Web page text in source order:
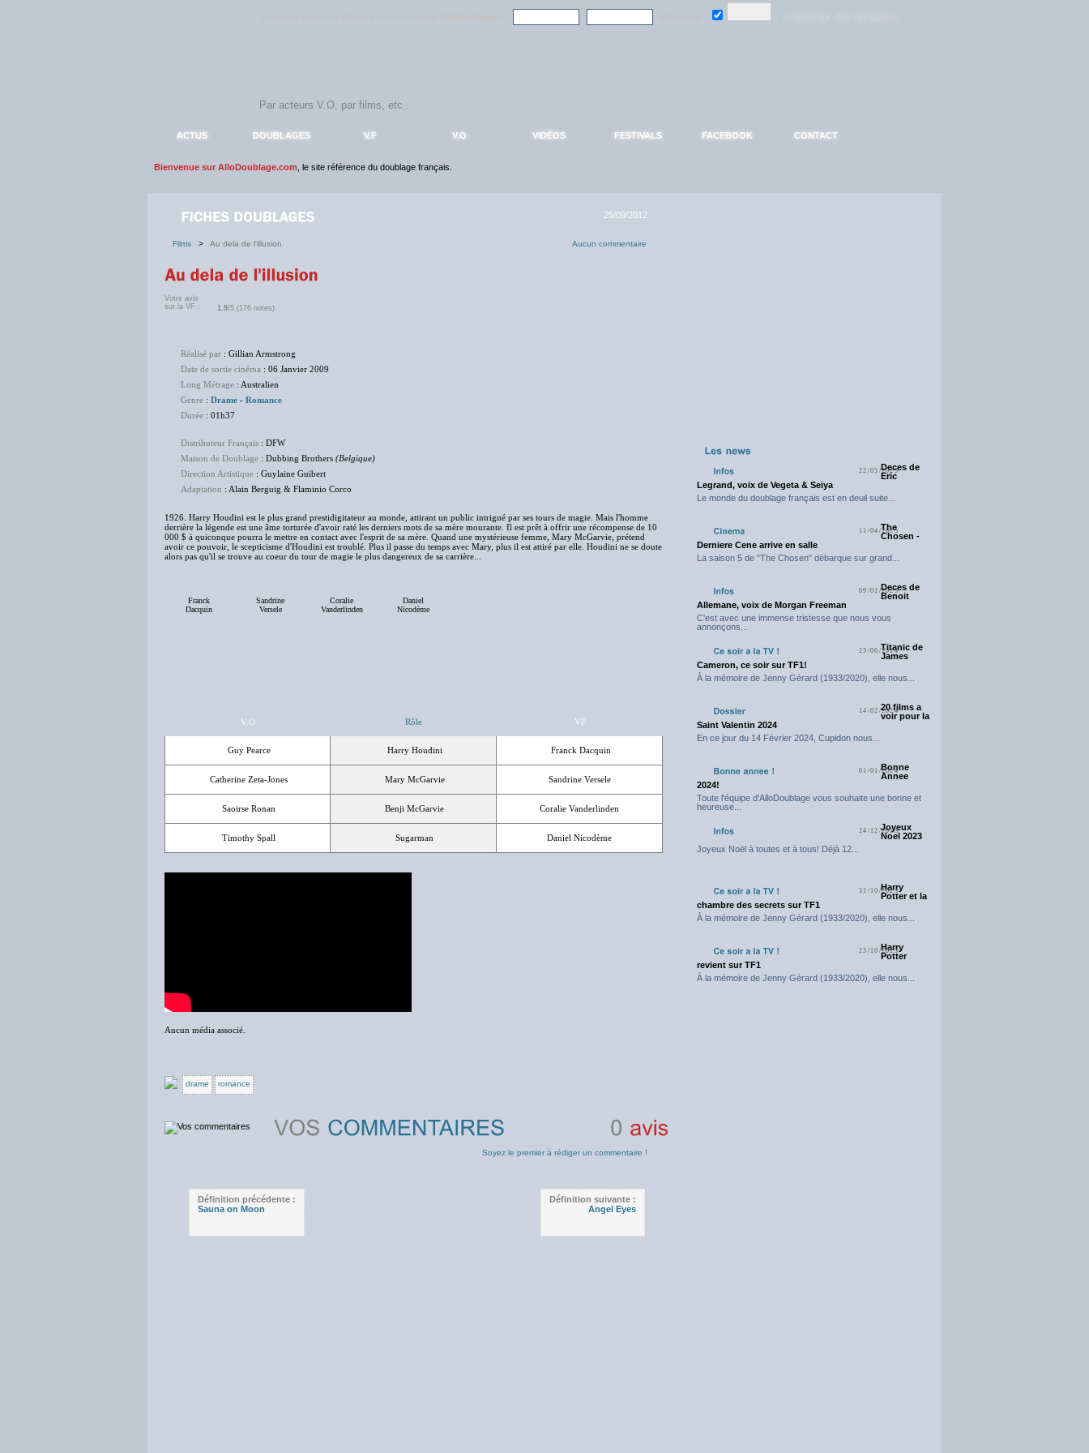
ACTUS DOUBLAGES V.F V.O VIDÉOS FESTIVALS FACEBOOK CONTACT
Bienvenue sur AlloDoublage.com , le site référence du doublage français.
25/09/2012
Films > Au dela de l'illusion Aucun commentaire
Votre avis
sur la VF :
1.9/5 (176 notes)
Réalisé par : Gillian Armstrong
Date de sortie cinéma : 06 Janvier 2009
Long Métrage : Australien
Genre : Drame - Romance
Durée : 01h37
Distributeur Français : DFW
Maison de Doublage : Dubbing Brothers (Belgique)
Direction Artistique : Guylaine Guibert
Adaptation : Alain Berguig & Flaminio Corco
1926. Harry Houdini est le plus grand prestidigitateur au monde, attirant un public intrigué par ses tours de magie. Mais l'homme
derrière la légende est une âme torturée d'avoir raté les derniers mots de sa mère mourante. Il est prêt à offrir une récompense de 10
000 $ à quiconque pourra le mettre en contact avec l'esprit de sa mère. Quand une mystérieuse femme, Mary McGarvie, prétend
avoir ce pouvoir, le scepticisme d'Houdini est troublé. Plus il passe du temps avec Mary, plus il est attiré par elle. Houdini ne se doute
alors pas qu'il se trouve au coeur du tour de magie le plus dangereux de sa carrière...
Franck
Dacquin
Sandrine
Versele
Coralie
Vanderlinden
Daniel
Nicodème
V.O Rôle VF
Guy Pearce Harry Houdini Franck Dacquin
Catherine Zeta-Jones Mary McGarvie Sandrine Versele
Saoirse Ronan Benji McGarvie Coralie Vanderlinden
Timothy Spall Sugarman Daniel Nicodème
Aucun média associé.
drame romance
Soyez le premier à rédiger un commentaire !
Définition précédente :
Sauna on Moon
Définition suivante :
Angel Eyes
22/05/2025Deces de
Eric
Legrand, voix de Vegeta & Seiya
Le monde du doublage français est en deuil suite...
11/04/2025
The
Chosen -
Derniere Cene arrive en salle
La saison 5 de "The Chosen" débarque sur grand...
09/01/2025Deces de
Benoit
Allemane, voix de Morgan Freeman
C'est avec une immense tristesse que nous vous
annonçons...
23/06/2024Titanic de
James
Cameron, ce soir sur TF1!
À la mémoire de Jenny Gérard (1933/2020), elle nous...
14/02/202420 films a
voir pour la
Saint Valentin 2024
En ce jour du 14 Février 2024, Cupidon nous...
01/01/2024
Bonne
Annee
2024!
Toute l'équipe d'AlloDoublage vous souhaite une bonne et
heureuse...
24/12/2023
Joyeux
Noel 2023
Joyeux Noël à toutes et à tous! Déjà 12...
31/10/2023
Harry
Potter et la
chambre des secrets sur TF1
À la mémoire de Jenny Gérard (1933/2020), elle nous...
23/10/2023
Harry
Potter
revient sur TF1
À la mémoire de Jenny Gérard (1933/2020), elle nous...